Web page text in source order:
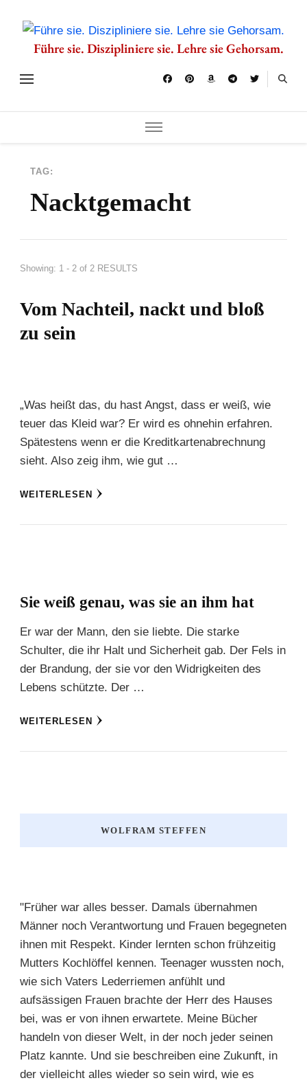
Führe sie. Diszipliniere sie. Lehre sie Gehorsam.
TAG:
Nacktgemacht
Showing: 1 - 2 of 2 RESULTS
Vom Nachteil, nackt und bloß
zu sein
„Was heißt das, du hast Angst, dass er weiß, wie
teuer das Kleid war? Er wird es ohnehin erfahren.
Spätestens wenn er die Kreditkartenabrechnung
sieht. Also zeig ihm, wie gut …
WEITERLESEN
Sie weiß genau, was sie an ihm hat
Er war der Mann, den sie liebte. Die starke
Schulter, die ihr Halt und Sicherheit gab. Der Fels in
der Brandung, der sie vor den Widrigkeiten des
Lebens schützte. Der …
WEITERLESEN
WOLFRAM STEFFEN
"Früher war alles besser. Damals übernahmen
Männer noch Verantwortung und Frauen begegneten
ihnen mit Respekt. Kinder lernten schon frühzeitig
Mutters Kochlöffel kennen. Teenager wussten noch,
wie sich Vaters Lederriemen anfühlt und
aufsässigen Frauen brachte der Herr des Hauses
bei, was er von ihnen erwartete. Meine Bücher
handeln von dieser Welt, in der noch jeder seinen
Platz kannte. Und sie beschreiben eine Zukunft, in
der vielleicht alles wieder so sein wird, wie es